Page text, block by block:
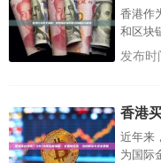
香港作
和区块
枢纽。
发布
近年来
为国际